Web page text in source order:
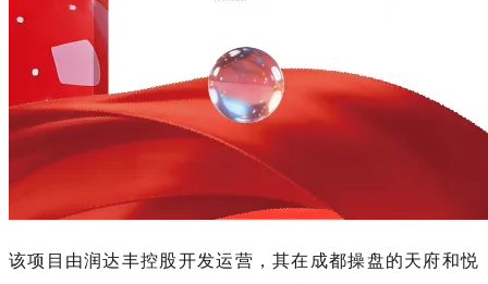
该项目由润达丰控股开发运营，其在成都操盘的天府和悦